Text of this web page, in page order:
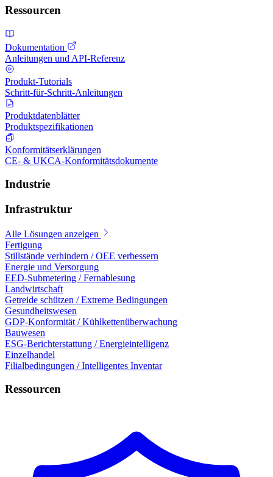
Ressourcen
Dokumentation
Anleitungen und API-Referenz
Produkt-Tutorials
Schritt-für-Schritt-Anleitungen
Produktdatenblätter
Produktspezifikationen
Konformitätserklärungen
CE- & UKCA-Konformitätsdokumente
Industrie
Infrastruktur
Alle Lösungen anzeigen
Fertigung
Stillstände verhindern / OEE verbessern
Energie und Versorgung
EED-Submetering / Fernablesung
Landwirtschaft
Getreide schützen / Extreme Bedingungen
Gesundheitswesen
GDP-Konformität / Kühlkettenüberwachung
Bauwesen
ESG-Berichterstattung / Energieintelligenz
Einzelhandel
Filialbedingungen / Intelligentes Inventar
Ressourcen